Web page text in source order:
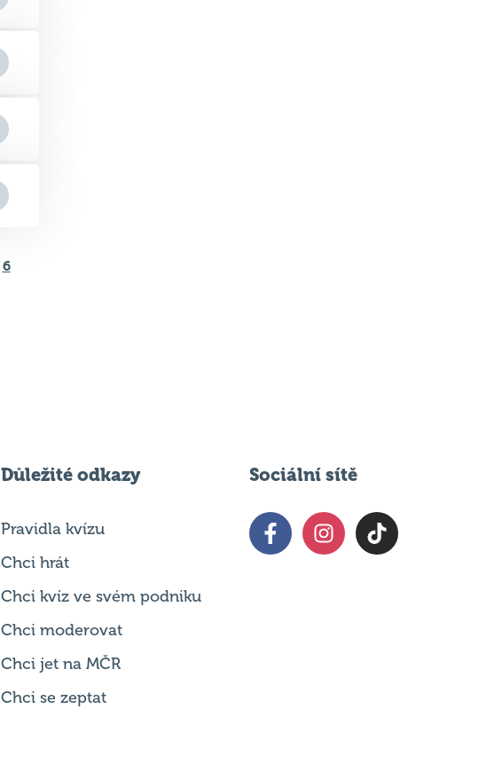
6
Důležité odkazy
Pravidla kvízu
Chci hrát
Chci kvíz ve svém podniku
Chci moderovat
Chci jet na MČR
Chci se zeptat
Sociální sítě